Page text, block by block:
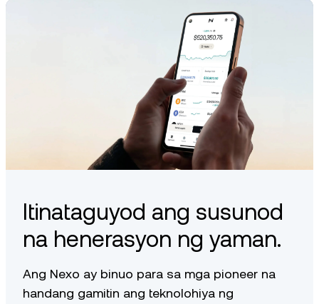
30 araw ay magiging $120,000, na magreresulta sa 0.5%
NEXO reward na $600, hahatiin nang pantay — o $300
Ang pinakamataas na halaga ng balanse ng portfolio na
kwalipikado para sa mga NEXO reward ay $1 milyon.
Itinataguyod ang susunod
na henerasyon ng yaman.
Ang Nexo ay binuo para sa mga pioneer na
handang gamitin ang teknolohiya ng